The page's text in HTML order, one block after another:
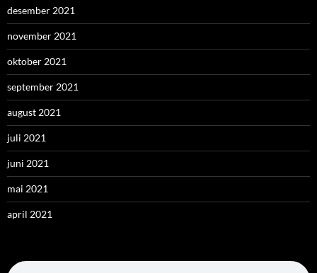
desember 2021
november 2021
oktober 2021
september 2021
august 2021
juli 2021
juni 2021
mai 2021
april 2021